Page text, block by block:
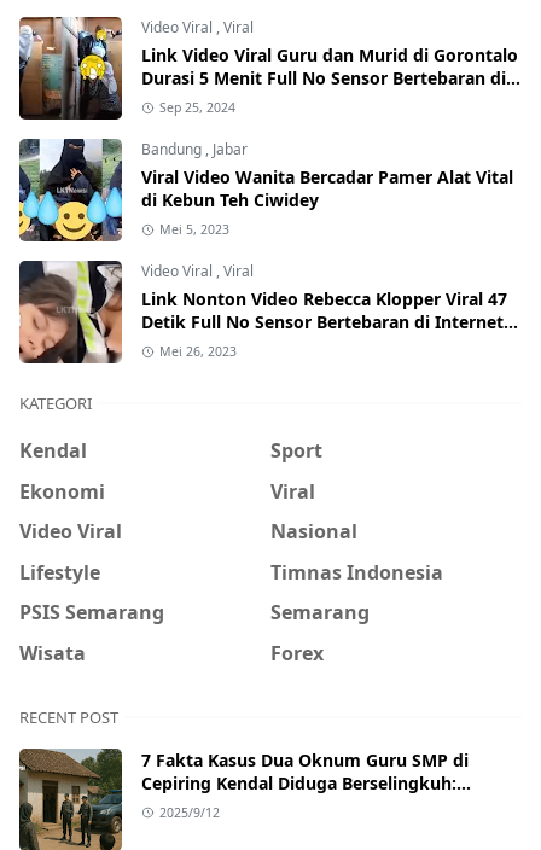
Video Viral ,Viral
Link Video Viral Guru dan Murid di Gorontalo
Durasi 5 Menit Full No Sensor Bertebaran di
Internet, Hati-Hati Phising!
Sep 25, 2024
Bandung , Jabar
Viral Video Wanita Bercadar Pamer Alat Vital
di Kebun Teh Ciwidey
Mei 5, 2023
Video Viral ,Viral
Link Nonton Video Rebecca Klopper Viral 47
Detik Full No Sensor Bertebaran di Internet,
Hati-Hati Phising!
Mei 26, 2023
KATEGORI
Kendal
Sport
Ekonomi
Viral
Video Viral
Nasional
Lifestyle
Timnas Indonesia
PSIS Semarang
Semarang
Wisata
Forex
RECENT POST
7 Fakta Kasus Dua Oknum Guru SMP di
Cepiring Kendal Diduga Berselingkuh:
Kronologi, Pengakuan, hingga Sanksi
2025/9/12